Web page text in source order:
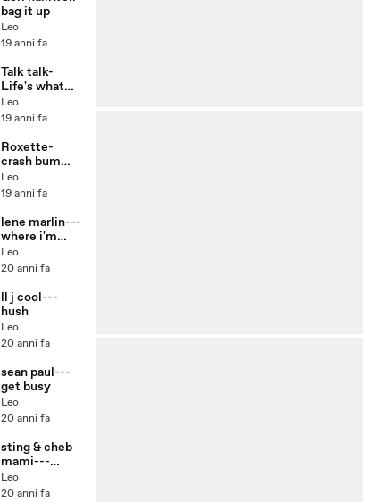
bag it up
Leo
19 anni fa
Talk talk-
Life's what
you make it
Leo
19 anni fa
Roxette-
crash bum
bang
Leo
19 anni fa
lene marlin---
where i'm
headed
Leo
20 anni fa
ll j cool---
hush
Leo
20 anni fa
sean paul---
get busy
Leo
20 anni fa
sting & cheb
mami---
desert rose
Leo
20 anni fa